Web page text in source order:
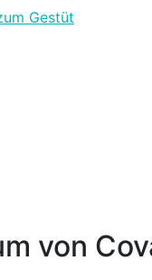
Gestüt
von